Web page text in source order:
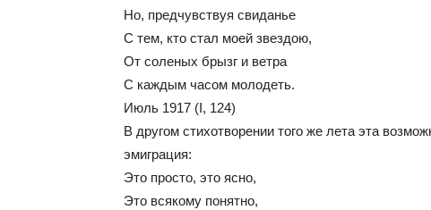
Но, предчувствуя свиданье
С тем, кто стал моей звездою,
От соленых брызг и ветра
С каждым часом молодеть.
Июль 1917 (I, 124)
В другом стихотворении того же лета эта
эмиграция:
Это просто, это ясно,
Это всякому понятно,